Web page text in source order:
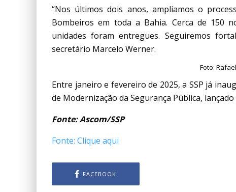
“Nos últimos dois anos, ampliamos o
Bombeiros em toda a Bahia. Cerca de 150
unidades foram entregues. Seguiremos
secretário Marcelo Werner.
Foto:
Entre janeiro e fevereiro de 2025, a SSP já
de Modernização da Segurança Pública,
Fonte: Ascom/SSP
Fonte: Clique aqui
FACEBOOK